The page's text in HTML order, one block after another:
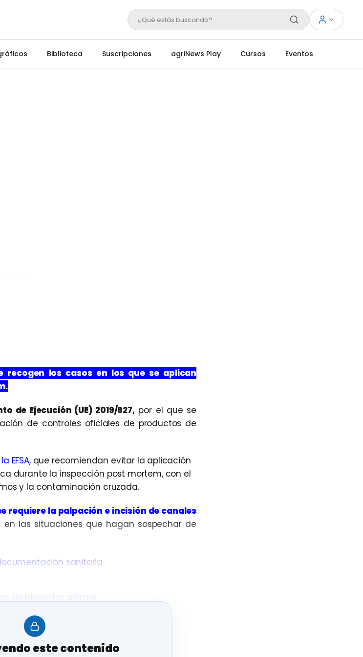
¿Qué estás buscando?
Biblioteca Suscripciones agriNews Play Cursos Eventos
recogen los casos en los que se aplican
de Ejecución (UE) 2019/627,por el que se
de controles oficiales de productos de
EFSA, que recomiendan evitar la aplicación
durante la inspección post mortem, con el
y la contaminación cruzada.
requiere la palpación e incisión de canales
en las situaciones que hagan sospechar de
sanitaria
mortem
de origen
este contenido